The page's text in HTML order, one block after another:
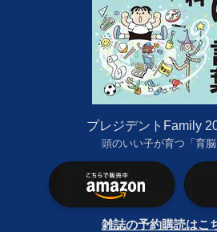
プレジデントFamily
頭のいい子が育つ「育
雑誌の予約購読はこ